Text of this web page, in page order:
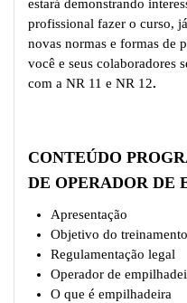
estará demonstrando
profissional fazer o curso,
novas normas e formas de
você e seus colaboradores
com a NR 11 e NR 12.
CONTEÚDO
DE OPERADOR DE
Apresentação
Objetivo do treinamento
Regulamentação legal
Operador de
O que é empilhadeira